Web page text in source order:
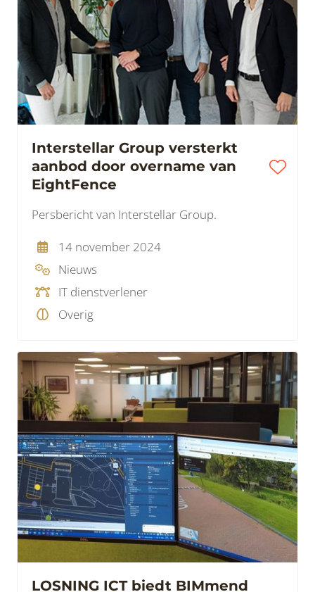
Interstellar Group versterkt
aanbod door overname van
EightFence
Persbericht van Interstellar Group.
14 november 2024
Nieuws
IT dienstverlener
Overig
LOSNING ICT biedt BIMmend